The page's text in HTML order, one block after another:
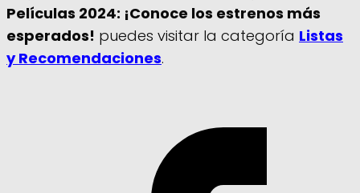
Películas 2024: ¡Conoce los estrenos más
esperados! puedes visitar la categoría Listas
y Recomendaciones.